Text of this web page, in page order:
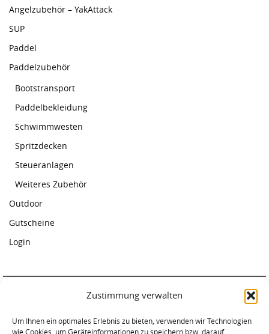
Zustimmung verwalten
Um Ihnen ein optimales Erlebnis zu bieten, verwenden wir Technologien
wie Cookies, um Geräteinformationen zu speichern bzw. darauf
Angelzubehör – YakAttack
SUP
Paddel
Paddelzubehör
Bootstransport
Paddelbekleidung
Schwimmwesten
Spritzdecken
Steueranlagen
Weiteres Zubehör
Outdoor
Gutscheine
Login
Am Warnowufer 59